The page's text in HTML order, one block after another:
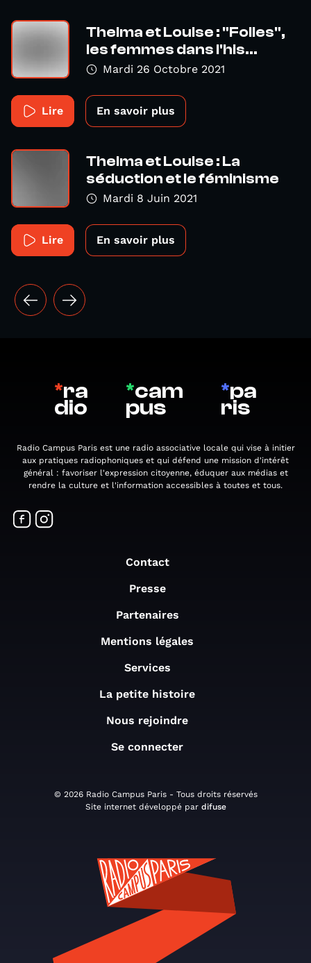
Thelma et Louise : "Folles",
les femmes dans l'his...
Mardi 26 Octobre 2021
Lire En savoir plus
Thelma et Louise : La
séduction et le féminisme
Mardi 8 Juin 2021
Lire En savoir plus
*ra
dio
*cam
pus
*pa
ris
Radio Campus Paris est une radio associative locale qui vise à initier
aux pratiques radiophoniques et qui défend une mission d'intérêt
général : favoriser l'expression citoyenne, éduquer aux médias et
rendre la culture et l'information accessibles à toutes et tous.
Contact
Presse
Partenaires
Mentions légales
Services
La petite histoire
Nous rejoindre
Se connecter
© 2026 Radio Campus Paris - Tous droits réservés
Site internet développé par difuse